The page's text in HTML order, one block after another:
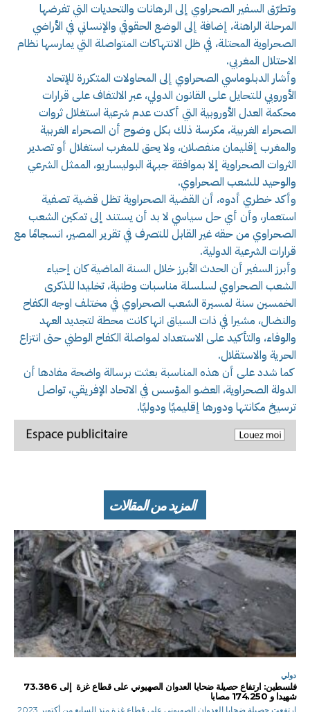
وتطرّق السفير الصحراوي إلى الرهانات والتحديات التي تفرضها
المرحلة الراهنة، إضافة إلى الوضع الحقوقي والإنساني في الأراضي
الصحراوية المحتلة، في ظل الانتهاكات المتواصلة التي يمارسها نظام
الاحتلال المغربي.
وأشار الدبلوماسي الصحراوي إلى المحاولات المتكررة للإتحاد
الأوروبي للتحايل على القانون الدولي، عبر الالتفاف على قرارات
محكمة العدل الأوروبية التي أكدت عدم شرعية استغلال ثروات
الصحراء الغربية، مكرسة ذلك بكل وضوح أن الصحراء الغربية
والمغرب إقليمان منفصلان، ولا يحق للمغرب استغلال أو تصدير
الثروات الصحراوية إلا بموافقة جبهة البوليساريو، الممثل الشرعي
والوحيد للشعب الصحراوي.
وأكد خطري أدوه، أن القضية الصحراوية تظل قضية تصفية
استعمار، وأن أي حل سياسي لا بد أن يستند إلى تمكين الشعب
الصحراوي من حقه غير القابل للتصرف في تقرير المصير، انسجامًا مع
قرارات الشرعية الدولية.
وأبرز السفير أن الحدث الأبرز خلال السنة الماضية كان إحياء
الشعب الصحراوي لسلسلة مناسبات وطنية، تخليدا للذكرى
الخمسين سنة لمسيرة الشعب الصحراوي في مختلف اوجه الكفاح
والنضال، مشيرا في ذات السياق انها كانت محطة لتجديد العهد
والوفاء، والتأكيد على الاستعداد لمواصلة الكفاح الوطني حتى انتزاع
الحرية والاستقلال.
كما شدد على أن هذه المناسبة بعثت برسالة واضحة مفادها أن
الدولة الصحراوية، العضو المؤسس في الاتحاد الإفريقي، تواصل
ترسيخ مكانتها ودورها إقليميًا ودوليًا.
المزيد من المقالات
دولي
فلسطين: ارتفاع حصيلة ضحايا العدوان الصهيوني على قطاع غزة إلى 73.386
شهيدا و 174.250 مصابا
ارتفعت حصيلة ضحايا العدوان الصهيوني على قطاع غزة منذ السابع من أكتوبر 2023